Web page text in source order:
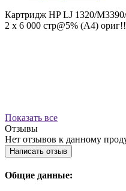
Картридж HP LJ 1320/
2 x 6 000 стр@5% (A4)
Показать все
Отзывы
Нет отзывов к данному
Написать отзыв
Общие данные: